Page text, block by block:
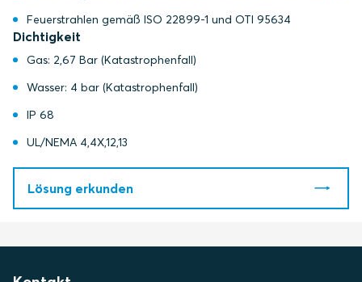
Feuerstrahlen gemäß ISO 22899-1 und OTI 95634
Dichtigkeit
Gas: 2,67 Bar (Katastrophenfall)
Wasser: 4 bar (Katastrophenfall)
IP 68
UL/NEMA 4,4X,12,13
Lösung erkunden